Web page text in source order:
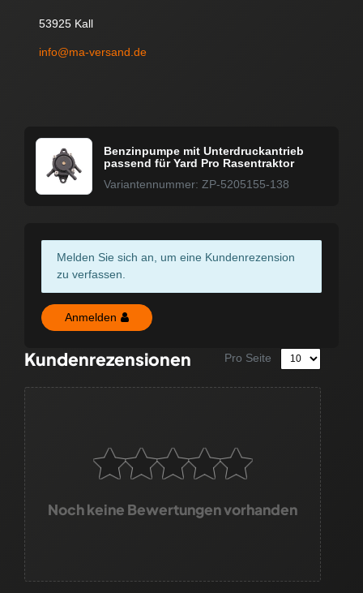
53925 Kall
info@ma-versand.de
Benzinpumpe mit Unterdruckantrieb
passend für Yard Pro Rasentraktor
Variantennummer: ZP-5205155-138
Melden Sie sich an, um eine Kundenrezension
zu verfassen.
Anmelden
Kundenrezensionen Pro Seite
Noch keine Bewertungen vorhanden